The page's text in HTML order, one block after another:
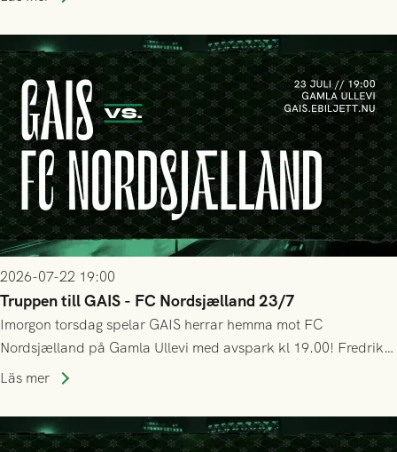
seger! Matchfoto: Mikael Josefsson & Lasse Ekström
2026-07-22 19:00
Truppen till GAIS - FC Nordsjælland 23/7
Imorgon torsdag spelar GAIS herrar hemma mot FC
Nordsjælland på Gamla Ullevi med avspark kl 19.00! Fredrik
Holmberg och ledarstaben har tagit ut följande trupp till
Läs mer